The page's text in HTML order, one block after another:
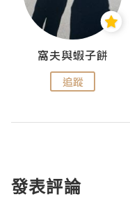
窩夫與蝦子餅
追蹤
發表評論